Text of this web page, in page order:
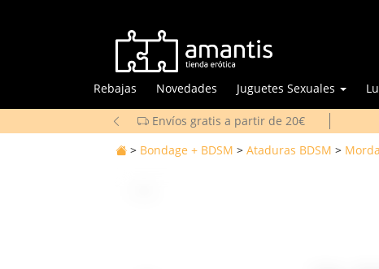
Rebajas Novedades Juguetes Sexuales
Envíos gratis a partir de 20€
> Bondage + BDSM > Ataduras BDSM >